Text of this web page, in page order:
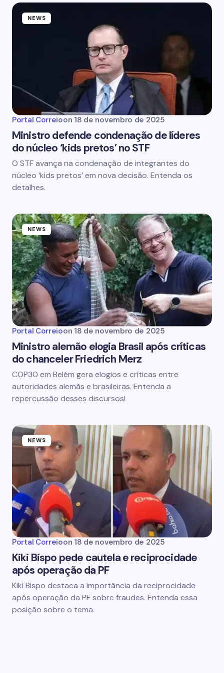
NEWS
Portal Correioon 18 de novembro de 2025
Ministro defende condenação de líderes
do núcleo ‘kids pretos’ no STF
O STF avança na condenação de integrantes do
núcleo ‘kids pretos’ em nova decisão. Entenda os
detalhes.
NEWS
Portal Correioon 18 de novembro de 2025
Ministro alemão elogia Brasil após críticas
do chanceler Friedrich Merz
COP30 em Belém gera elogios e críticas entre
autoridades alemãs e brasileiras. Entenda a
repercussão desses discursos!
NEWS
Portal Correioon 18 de novembro de 2025
Kiki Bispo pede cautela e reciprocidade
após operação da PF
Kiki Bispo destaca a importância da reciprocidade
após operação da PF sobre fraudes. Entenda essa
posição sobre o tema.